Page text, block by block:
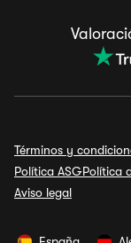
Términos y
Política ASGPolítica
Aviso legal